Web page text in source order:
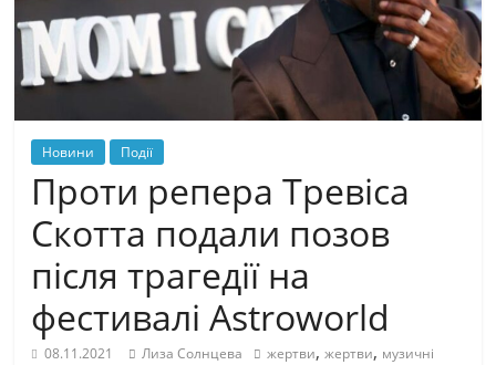
Новини Події
Проти репера Тревіса
Скотта подали позов
після трагедії на
фестивалі Astroworld
08.11.2021 Лиза Солнцева жертви,жертви, музичні